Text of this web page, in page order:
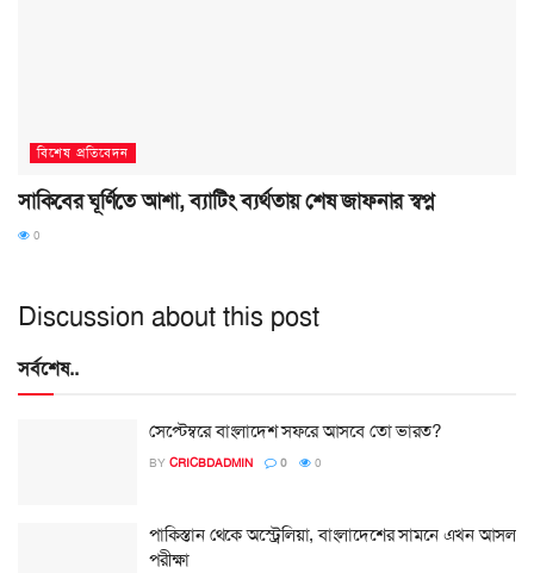
বিশেষ প্রতিবেদন
সাকিবের ঘূর্ণিতে আশা, ব্যাটিং ব্যর্থতায় শেষ জাফনার স্বপ্ন
0
Discussion about this post
সর্বশেষ..
সেপ্টেম্বরে বাংলাদেশ সফরে আসবে তো ভারত?
BY CRICBDADMIN 0 0
পাকিস্তান থেকে অস্ট্রেলিয়া, বাংলাদেশের সামনে এখন আসল
পরীক্ষা